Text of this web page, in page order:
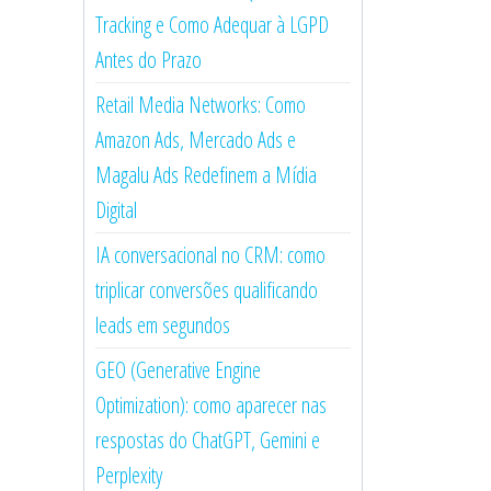
Tracking e Como Adequar à LGPD
Antes do Prazo
Retail Media Networks: Como
Amazon Ads, Mercado Ads e
Magalu Ads Redefinem a Mídia
Digital
IA conversacional no CRM: como
triplicar conversões qualificando
leads em segundos
GEO (Generative Engine
Optimization): como aparecer nas
respostas do ChatGPT, Gemini e
Perplexity